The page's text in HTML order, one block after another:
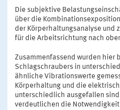
Die subjektive
über die
der Körperhaltungsanalyse und
für die Arbeitsrichtung nach
Zusammenfassend wurden hier
Schlagschraubers in
ähnliche Vibrationswerte
Körperhaltung und die
unterschiedlich ausgefallen
verdeutlichen die